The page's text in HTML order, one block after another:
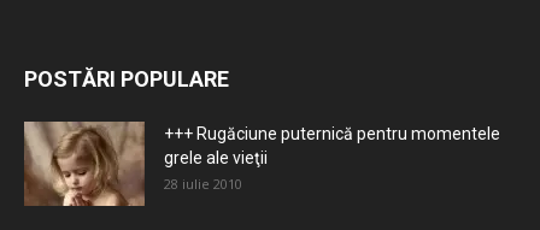
POSTĂRI POPULARE
+++ Rugăciune puternică pentru momentele
grele ale vieţii
28 iulie 2010